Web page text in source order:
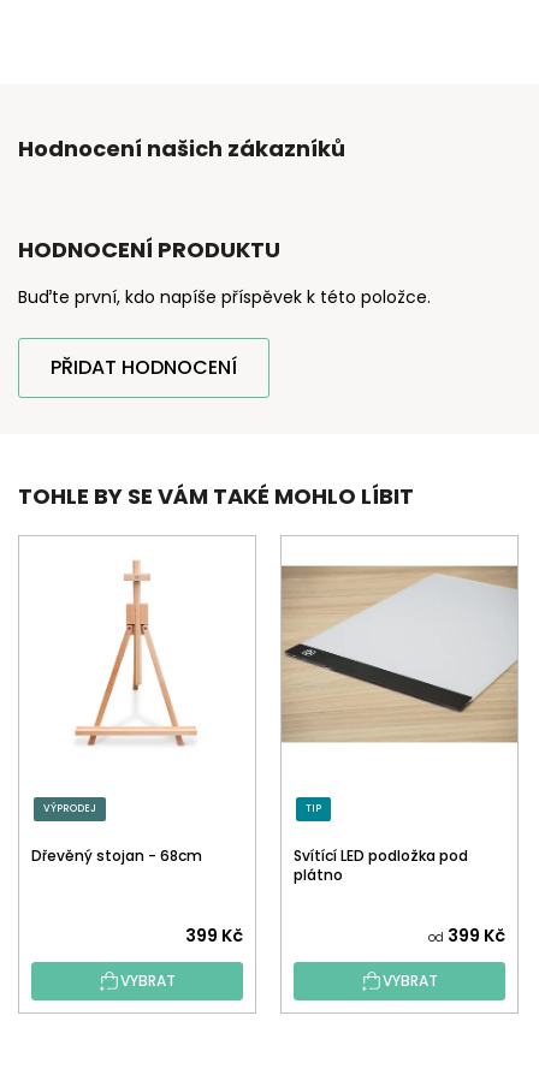
Hodnocení našich zákazníků
HODNOCENÍ PRODUKTU
Buďte první, kdo napíše příspěvek k této položce.
PŘIDAT HODNOCENÍ
TOHLE BY SE VÁM TAKÉ MOHLO LÍBIT
VÝPRODEJ
Dřevěný stojan - 68cm
399 Kč
VYBRAT
TIP
Svítící LED podložka pod
plátno
od 399 Kč
VYBRAT